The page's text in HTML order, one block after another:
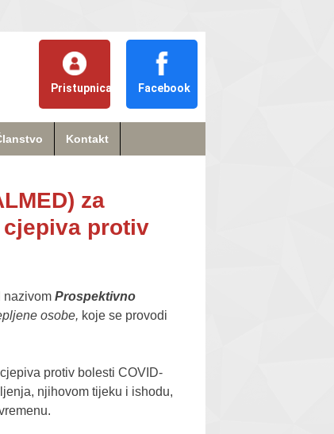
Pristupnica Facebook
Kontakt
za
protiv
nazivom Prospektivno
osobe, koje se provodi
protiv bolesti COVID-
njihovom tijeku i ishodu,